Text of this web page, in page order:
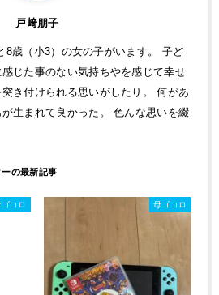
戸﨑朋子
8歳（小3）の女の子がいます。 子ど
じた事のない気持ちやを感じて幸せ
き付けられる思いがしたり。 何があ
生まれて良かった。 色んな思いを綴
コロ 母ゴコロ